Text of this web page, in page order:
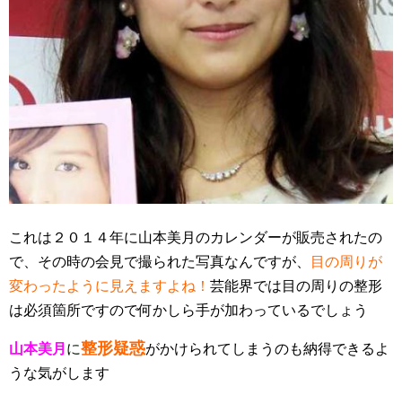
これは２０１４年に山本美月のカレンダーが販売されたの
で、その時の会見で撮られた写真なんですが、
目の周りが
変わったように見えますよね！ 芸能界では目の周りの整形
は必須箇所ですので何かしら手が加わっているでしょう
山本美月 に整形疑惑がかけられてしまうのも納得できるよ
うな気がします